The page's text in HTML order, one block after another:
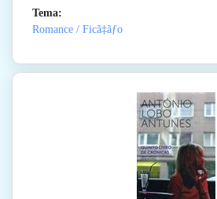
Tema:
Romance / Ficã‡ãƒo